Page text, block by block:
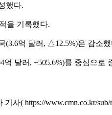
했다.
을 기록했다.
(3.6억 달러, △12.5%)은 감소
억 달러, +505.6%)를 중심으로
( https://www.cmn.co.kr/sub/